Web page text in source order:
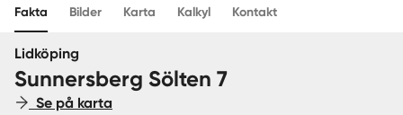
Sverige
Fakta Bilder Karta Kalkyl Kontakt
Lidköping
Sunnersberg Sölten 7
Se på karta